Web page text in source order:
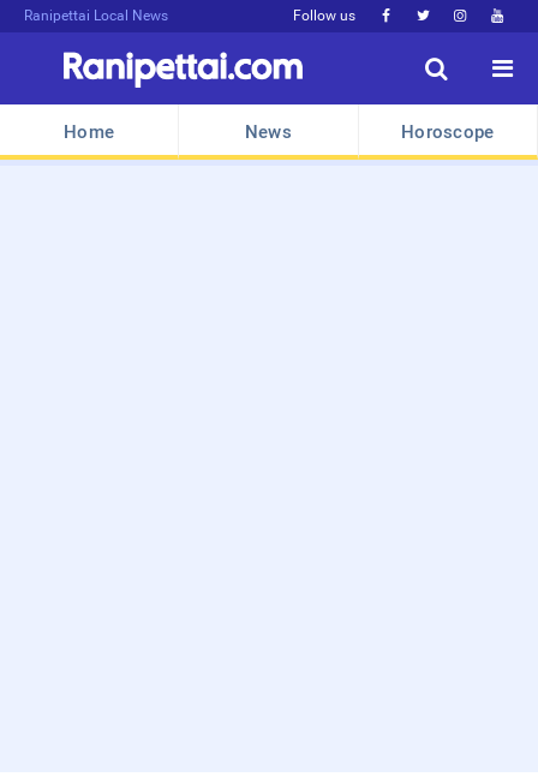
Ranipettai Local News Follow us    


Home News Horoscope